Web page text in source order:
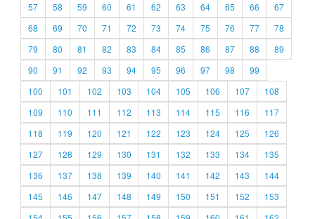
57
58 59 60 61 62 63 64 65 66
67
68
69 70 71 72 73 74 75 76 77
78
79
80 81 82 83 84 85 86 87 88
89
90
91 92 93 94 95 96 97 98
99
100
101 102 103 104 105 106 107
108
109
110 111 112 113 114 115 116
117
118
119 120 121 122 123 124 125
126
127
128 129 130 131 132 133 134
135
136
137 138 139 140 141 142 143
144
145
146 147 148 149 150 151 152
153